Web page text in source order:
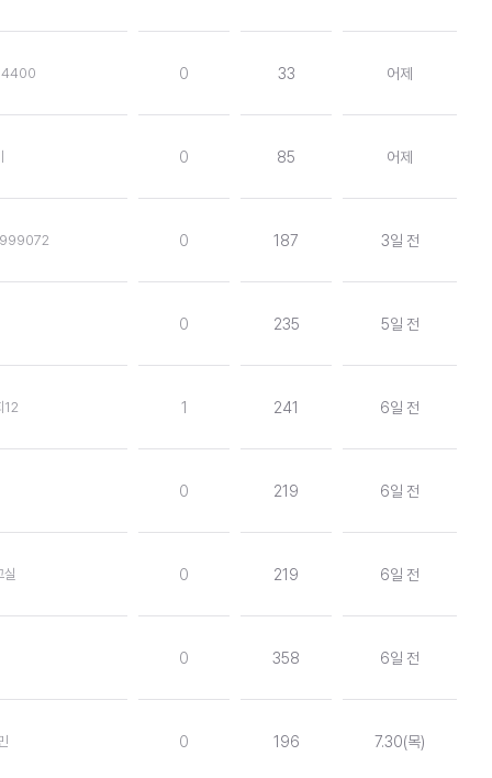
0 33 어제
0 85 어제
0 187 3일 전
0 235 5일 전
12 1 241 6일 전
0 219 6일 전
실 0 219 6일 전
0 358 6일 전
0 196 7.30(목)